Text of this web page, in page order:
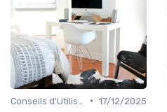
• 17/12/2025